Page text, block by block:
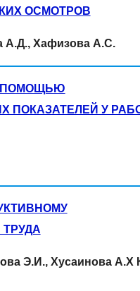
ОСМОТРОВ
А.Д., Хафизова А.С.
ПОМОЩЬЮ
ПОКАЗАТЕЛЕЙ У
Э.И., Хусаинова А.Х